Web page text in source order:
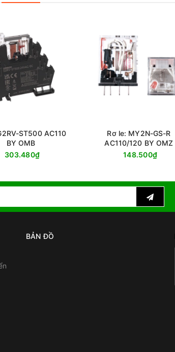
ST500 AC110
BY OMB
303.480₫
Rơ le: MY2N-GS-R
AC110/120 BY OMZ
148.500₫
BẢN ĐỒ